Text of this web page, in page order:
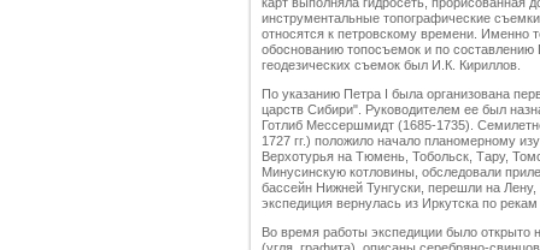
инструментальные топографические
относятся к петровскому времени. Именно
обоснованию топосъемок и по
геодезических съемок был И.К. Кириллов.
По указанию Петра I была организована
царств Сибири". Руководителем ее был
Готлиб Мессершмидт (1685-1735).
1727 гг.) положило начало планомерному
Верхотурья на Тюмень, Тобольск, Тару,
Минусинскую котловины, обследовали
бассейн Нижней Тунгуски, перешли на
экспедиция вернулась из Иркутска по
Во время работы экспедиции было открыто